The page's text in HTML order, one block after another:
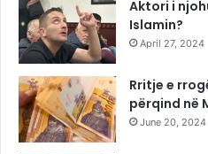
Aktori i
Islamin?
April 27, 2024
Rritje e
përqind në
June 20, 2024